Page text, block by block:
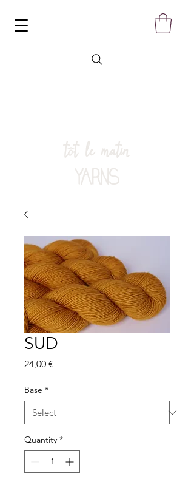
tôt le matin
YARNS
SUD
24,00 €
Base *
Quantity *